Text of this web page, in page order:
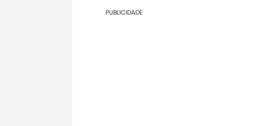
PUBLICIDADE